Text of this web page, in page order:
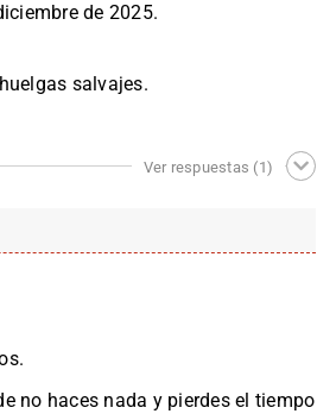
de 2025.
salvajes.
Ver respuestas (1)
no haces nada y pierdes el tiempo